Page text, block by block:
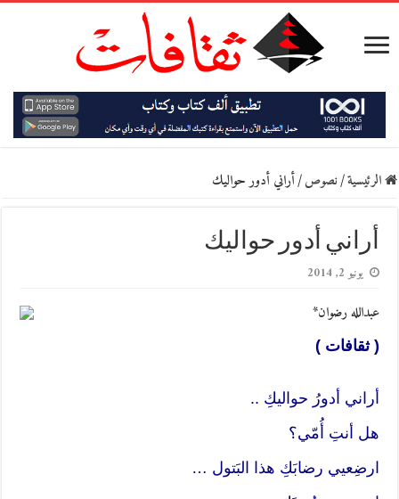
الرئيسية/نصوص/أراني أدور حواليك
أراني أدور حواليك
يونيو 2, 2014
عبدالله رضوان*
( ثقافات )
أراني أدورُ حواليكِ ..
هل أنتِ أُمّي؟
ارضِعيي رضابَكِ هذا البَتول …